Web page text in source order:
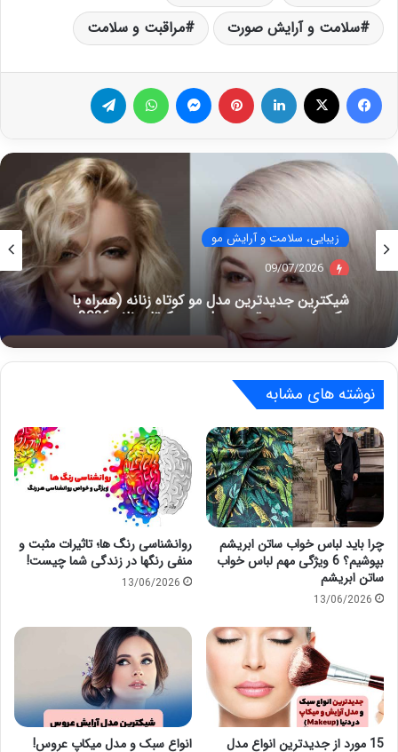
سلامت و آرایش صورت
مراقبت و سلامت
فیس بوک لینکدین ‫پین‌ترست پیام رسان
زیبایی، سلامت و آرایش مو
09/07/2026
شیکترین جدیدترین مدل مو کوتاه زنانه (همراه با
عکس) محبوب ترین مدل موی کوتاه زنانه 2026
نوشته های مشابه
چرا باید لباس خواب ساتن ابریشم
بپوشیم؟ 6 ویژگی مهم لباس خواب
ساتن ابریشم
13/06/2026
روانشناسی رنگ ها؛ تاثیرات مثبت و
منفی رنگها در زندگی شما چیست!
13/06/2026
15 مورد از جدیدترین انواع مدل
انواع سبک و مدل میکاپ عروس!